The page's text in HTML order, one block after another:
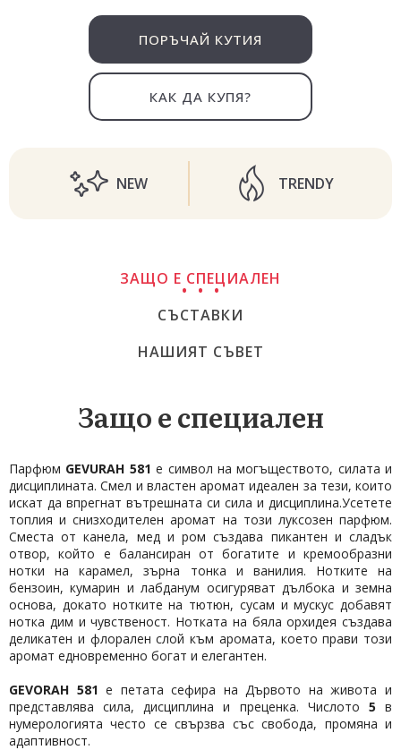
ПОРЪЧАЙ КУТИЯ
КАК ДА КУПЯ?
NEW TRENDY
ЗАЩО Е СПЕЦИАЛЕН
СЪСТАВКИ
НАШИЯТ СЪВЕТ
Защо е специален
Парфюм GEVURAH 581 е символ на могъществото, силата и
дисциплината. Смел и властен аромат идеален за тези, които
искат да впрегнат вътрешната си сила и дисциплина.Усетете
топлия и снизходителен аромат на този луксозен парфюм.
Сместа от канела, мед и ром създава пикантен и сладък
отвор, който е балансиран от богатите и кремообразни
нотки на карамел, зърна тонка и ванилия. Нотките на
бензоин, кумарин и лабданум осигуряват дълбока и земна
основа, докато нотките на тютюн, сусам и мускус добавят
нотка дим и чувственост. Нотката на бяла орхидея създава
деликатен и флорален слой към аромата, което прави този
аромат едновременно богат и елегантен.
GEVORAH 581 е петата сефира на Дървото на живота и
представлява сила, дисциплина и преценка. Числото 5 в
нумерологията често се свързва със свобода, промяна и
адаптивност.